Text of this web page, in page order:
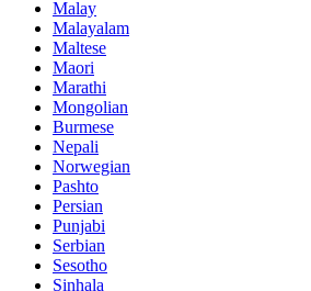
Malay
Malayalam
Maltese
Maori
Marathi
Mongolian
Burmese
Nepali
Norwegian
Pashto
Persian
Punjabi
Serbian
Sesotho
Sinhala